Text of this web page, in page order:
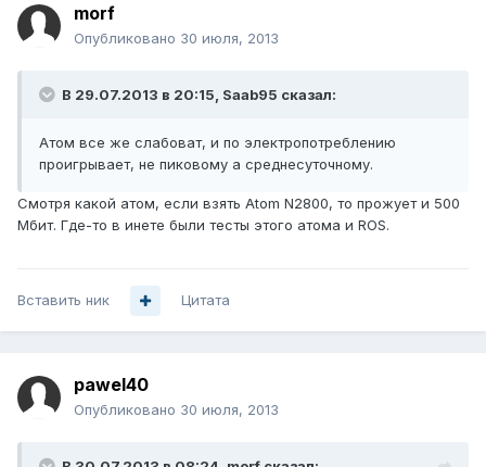
morf
Опубликовано 30 июля, 2013
В 29.07.2013 в 20:15, Saab95 сказал:
Атом все же слабоват, и по электропотреблению
проигрывает, не пиковому а среднесуточному.
Смотря какой атом, если взять Atom N2800, то прожует и 500
Мбит. Где-то в инете были тесты этого атома и ROS.
Вставить ник Цитата
pawel40
Опубликовано 30 июля, 2013